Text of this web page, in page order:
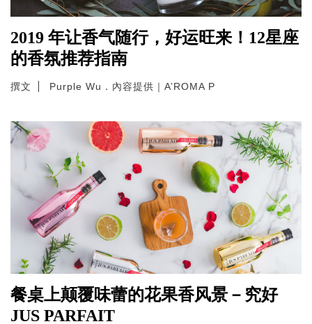
2019 年让香气随行，好运旺来！12星座
的香氛推荐指南
撰文 Purple Wu．內容提供｜A’ROMA P
餐桌上颠覆味蕾的花果香风景－究好
JUS PARFAIT